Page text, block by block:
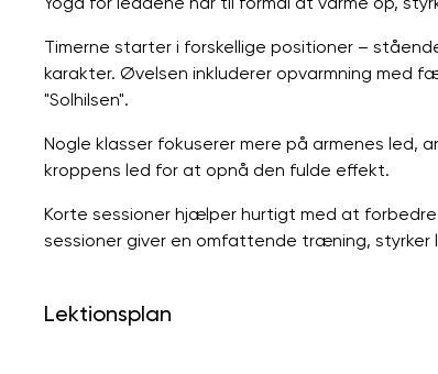
Timerne starter i forskellige positioner –
karakter. Øvelsen inkluderer opvarmning med
"Solhilsen".
Nogle klasser fokuserer mere på armenes
kroppens led for at opnå den fulde effekt.
Korte sessioner hjælper hurtigt med at
sessioner giver en omfattende træning,
Lektionsplan